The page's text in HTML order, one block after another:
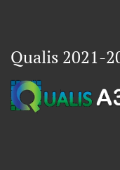
Qualis 2021-